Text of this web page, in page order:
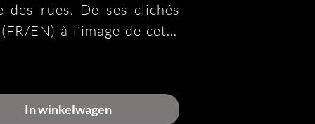
des rues. De ses clichés
EN) à l’image de cette
: tram à cheval,
Albatros, autorail et
In winkelwagen